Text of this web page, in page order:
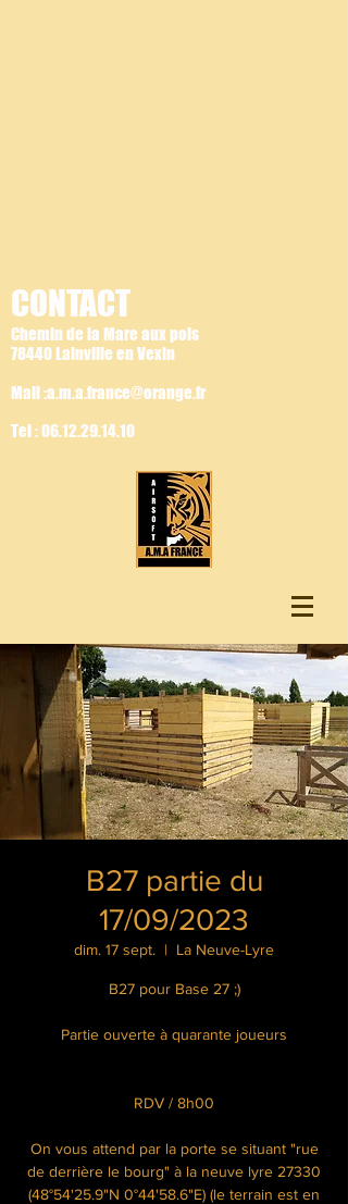
CONTACT
Chemin de la Mare aux pois
78440 Lainville en Vexin
Mail :a.m.a.france@orange.fr
Tel :06.12.29.14.10
B27 partie du
17/09/2023
dim. 17 sept.
  |
La Neuve-Lyre
B27 pour Base 27 ;)
Partie ouverte à quarante joueurs
RDV / 8h00
On vous attend par la porte se situant "rue
de derrière le bourg" à la neuve lyre 27330
(48°54'25.9"N 0°44'58.6"E) (le terrain est en